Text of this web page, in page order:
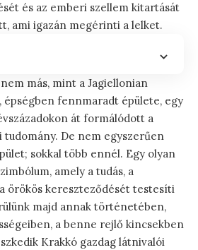
és az emberi szellem kitartását
ami igazán megérinti a lelket.
más, mint a Jagiellonian
épségben fennmaradt épülete, egy
át formálódott a
tudomány. De nem egyszerűen
sokkal több ennél. Egy olyan
amely a tudás, a
örökös kereszteződését testesíti
majd annak történetében,
a benne rejlő kincsekben
Krakkó gazdag látnivalói